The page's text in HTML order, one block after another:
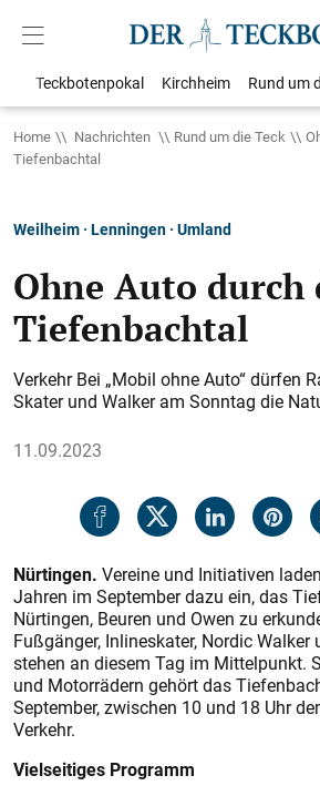
Teckbotenpokal Kirchheim Rund um
Home Nachrichten Rund um die Teck
Tiefenbachtal
Weilheim · Lenningen · Umland
Ohne Auto durch
Tiefenbachtal
Verkehr Bei „Mobil ohne Auto“ dürfen
Skater und Walker am Sonntag die
11.09.2023
Nürtingen. Vereine und Initiativen
Jahren im September dazu ein, das
Nürtingen, Beuren und Owen zu
Fußgänger, Inlineskater, Nordic Walker
stehen an diesem Tag im Mittelpunkt.
und Motorrädern gehört das
September, zwischen 10 und 18 Uhr
Verkehr.
Vielseitiges Programm